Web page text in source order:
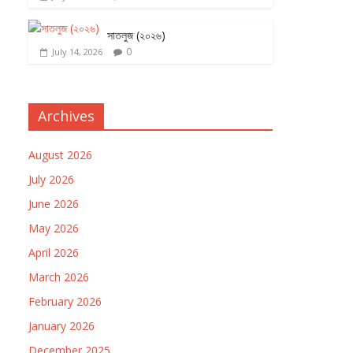
সাতলুজ (২০২৬)
July 14, 2026 0
Archives
August 2026
July 2026
June 2026
May 2026
April 2026
March 2026
February 2026
January 2026